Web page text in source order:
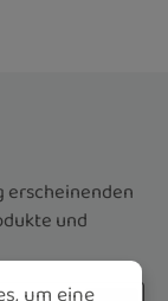
erscheinenden
und